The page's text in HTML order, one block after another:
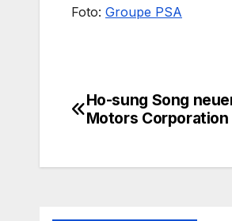
Foto: Groupe PSA
Ho-sung Song
Motors Corporation